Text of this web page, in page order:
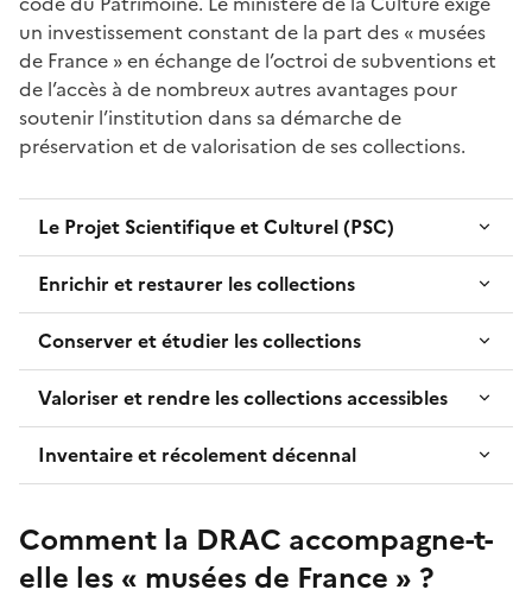
un investissement constant de la part des « musées
de France » en échange de l’octroi de subventions et
de l’accès à de nombreux autres avantages pour
soutenir l’institution dans sa démarche de
préservation et de valorisation de ses collections.
Le Projet Scientifique et Culturel (PSC)
Enrichir et restaurer les collections
Conserver et étudier les collections
Valoriser et rendre les collections accessibles
Inventaire et récolement décennal
Comment la DRAC accompagne-t-
elle les « musées de France » ?